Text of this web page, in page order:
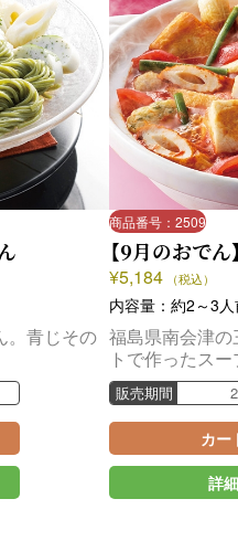
。青じその
商品番号：2509
【9月のおで
¥5,184 （税込）
内容量：約2～3
福島県南会津
トで作ったス
販売期間
カー
詳